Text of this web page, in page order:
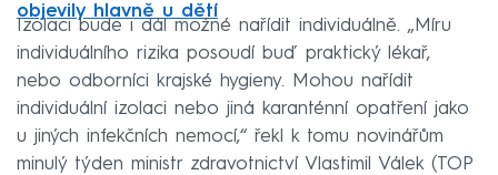
objevily hlavně u dětí
Izolaci bude i dál možné nařídit individuálně. „Míru
individuálního rizika posoudí buď praktický lékař,
nebo odborníci krajské hygieny. Mohou nařídit
individuální izolaci nebo jiná karanténní opatření jako
u jiných infekčních nemocí,“ řekl k tomu novinářům
minulý týden ministr zdravotnictví Vlastimil Válek (TOP